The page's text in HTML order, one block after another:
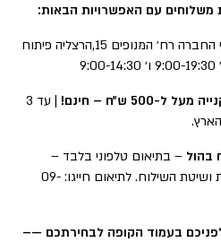
משלוחים עם האפשרויות הבאות:
ממשרדי החברה רח׳ המנופים 15,הרצליה פיתוח
| עד 3
– בתיאום טלפוני בלבד –
המחיר משתנה בהתאם לדחיפות ושיטת השילוח. לתיאום חייגו: 09-
בעמוד הקופה לבחירתכם —–